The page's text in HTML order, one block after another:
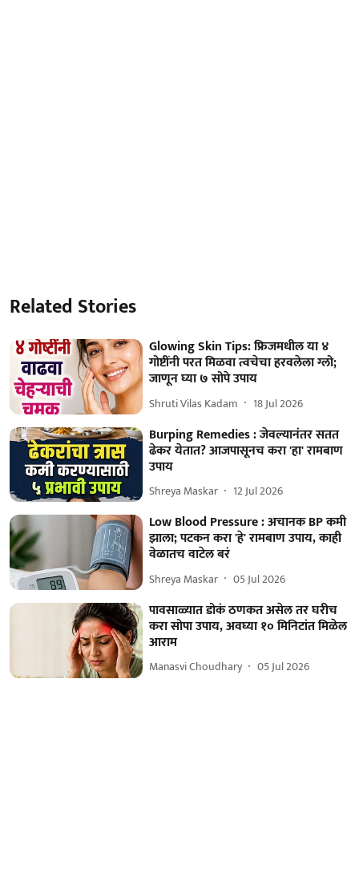
Related Stories
Glowing Skin Tips: फ्रिजमधील या ४
गोष्टींनी परत मिळवा त्वचेचा हरवलेला ग्लो;
जाणून घ्या ७ सोपे उपाय
Shruti Vilas Kadam 18 Jul 2026
Burping Remedies : जेवल्यानंतर सतत
ढेकर येतात? आजपासूनच करा 'हा' रामबाण
उपाय
Shreya Maskar 12 Jul 2026
Low Blood Pressure : अचानक BP कमी
झाला; पटकन करा 'हे' रामबाण उपाय, काही
वेळातच वाटेल बरं
Shreya Maskar 05 Jul 2026
पावसाळ्यात डोकं ठणकत असेल तर घरीच
करा सोपा उपाय, अवघ्या १० मिनिटांत मिळेल
आराम
Manasvi Choudhary 05 Jul 2026